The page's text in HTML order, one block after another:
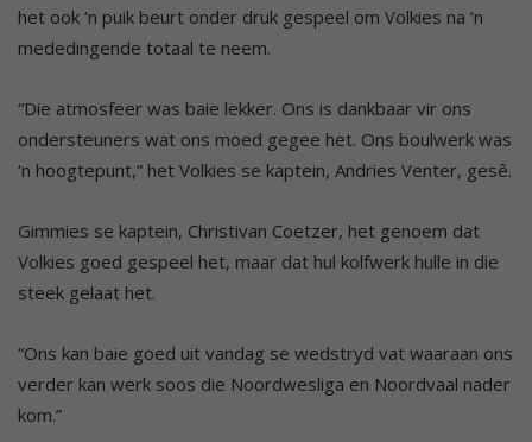
het ook ‘n puik beurt onder druk gespeel om Volkies na ‘n
mededingende totaal te neem.
“Die atmosfeer was baie lekker. Ons is dankbaar vir ons
ondersteuners wat ons moed gegee het. Ons boulwerk was
‘n hoogtepunt,” het Volkies se kaptein, Andries Venter, gesê.
Gimmies se kaptein, Christivan Coetzer, het genoem dat
Volkies goed gespeel het, maar dat hul kolfwerk hulle in die
steek gelaat het.
“Ons kan baie goed uit vandag se wedstryd vat waaraan ons
verder kan werk soos die Noordwesliga en Noordvaal nader
kom.”